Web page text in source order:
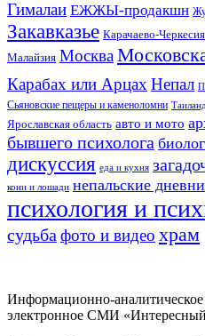
Гималаи ЕЖЖЫ-продакшн
Закавказье Карачаево-Черкесия
Малайзия Москва
Карабах или Арцах Непал
Сьяновские пещеры и каменоломни Таиланд
Ярославская область авто и мото
бывшего психолога
дискуссия еда и кухня
кони и лошади непальские
психология и
судьба фото и видео храм
Информационно-аналитическое
электронное СМИ